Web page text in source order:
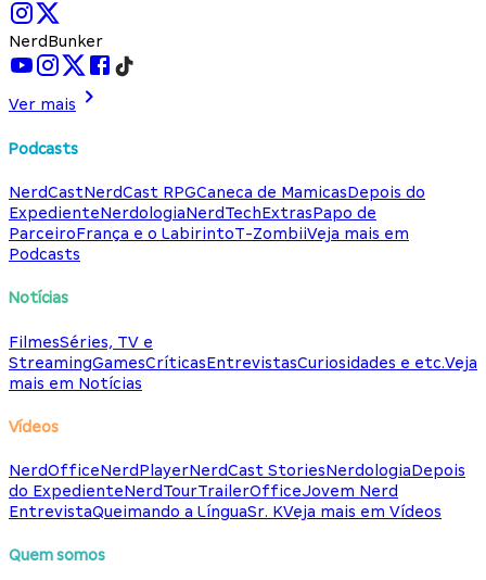
NerdBunker
Ver mais
Podcasts
NerdCastNerdCast RPGCaneca de MamicasDepois do
ExpedienteNerdologiaNerdTechExtrasPapo de
ParceiroFrança e o LabirintoT-ZombiiVeja mais em
Podcasts
Notícias
FilmesSéries, TV e
StreamingGamesCríticasEntrevistasCuriosidades e etc.Veja
mais em Notícias
Vídeos
NerdOfficeNerdPlayerNerdCast StoriesNerdologiaDepois
do ExpedienteNerdTourTrailerOfficeJovem Nerd
EntrevistaQueimando a LínguaSr. KVeja mais em Vídeos
Quem somos